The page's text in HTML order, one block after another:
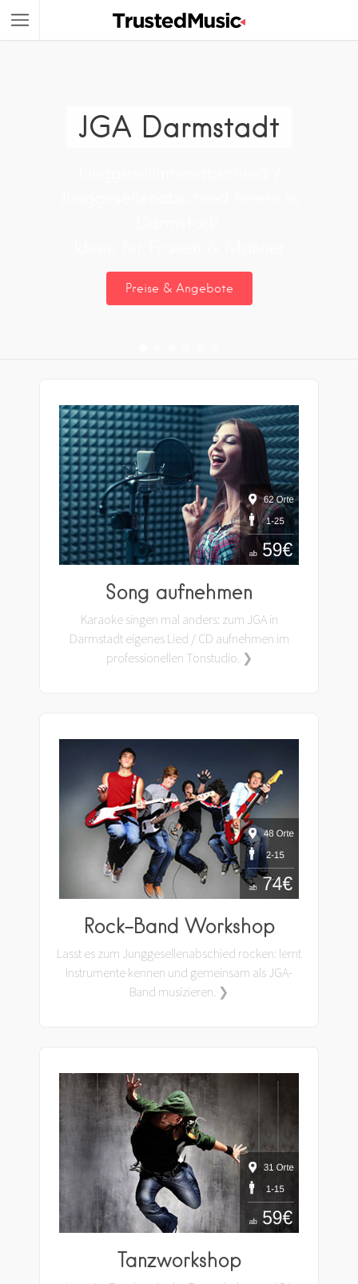
JGA Darmstadt
Song aufnehmen
Karaoke singen mal anders: zum JGA in
Darmstadt eigenes Lied / CD aufnehmen im
professionellen Tonstudio. ❯
Rock-Band Workshop
Lasst es zum Junggesellenabschied rocken: lernt
Instrumente kennen und gemeinsam als JGA-
Band musizieren. ❯
Tanzworkshop